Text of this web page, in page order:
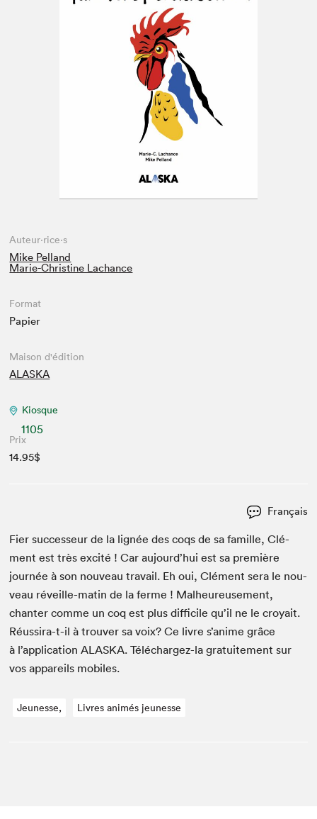
Espace enseignant·e·s
Auteur·rice·s
Mike Pelland
Marie-Christine Lachance
Format
Papier
Maison d'édition
ALASKA
Kiosque
1105
Prix
14.95$
Français
Fier suc­cesseur de la lignée des coqs de sa famille, Clé­
ment est très excité ! Car aujourd’hui est sa pre­mière
journée à son nou­veau tra­vail. Eh oui, Clé­ment sera le nou­
veau réveille-matin de la ferme ! Mal­heureuse­ment,
chanter comme un coq est plus dif­fi­cile qu’il ne le croy­ait.
Réus­sira-t-il à trou­ver sa voix? Ce livre s’anime grâce
à l’applicationALAS­KA. Téléchargez-la gra­tu­ite­ment sur
vos appareils mobiles.
Jeunesse, Livres animés jeunesse